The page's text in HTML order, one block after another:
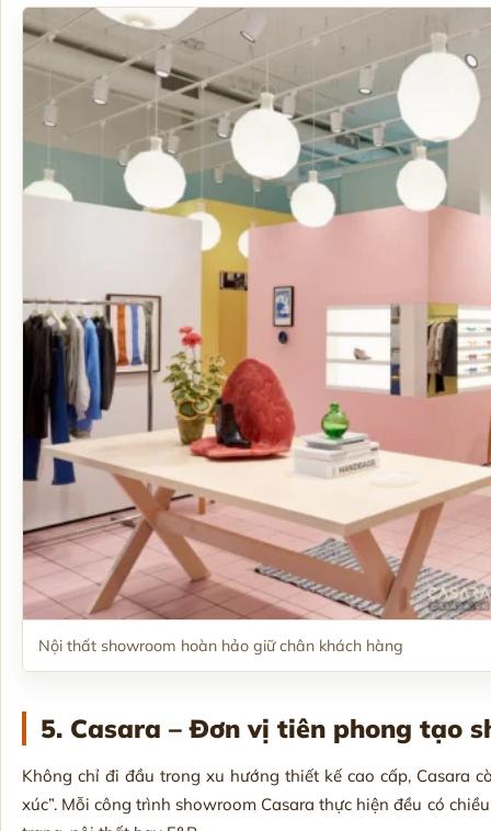
Nội thất showroom hoàn hảo giữ chân khách hàng
5. Casara – Đơn vị tiên phong tạo
Không chỉ đi đầu trong xu hướng thiết kế cao cấp, Casara
xúc”. Mỗi công trình showroom Casara thực hiện đều có